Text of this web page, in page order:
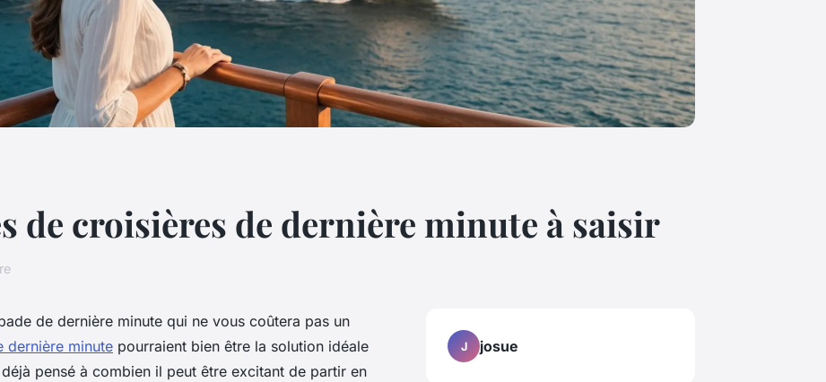
de croisières de dernière minute à saisir
de dernière minute qui ne vous coûtera pas un
dernière minute pourraient bien être la solution idéale
pensé à combien il peut être excitant de partir en
J josue